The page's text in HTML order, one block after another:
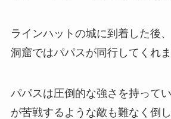
ラインハットの城に到着した後
洞窟ではパパスが同行してくれま
パパスは圧倒的な強さを持って
が苦戦するような敵も難なく倒